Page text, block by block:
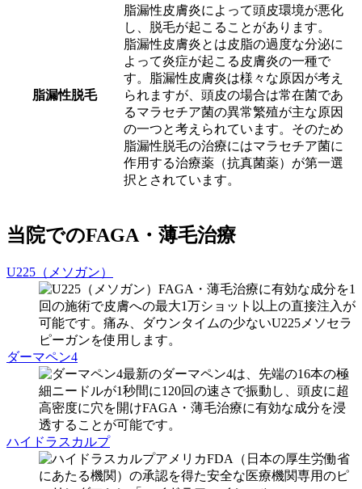
脂漏性脱毛
脂漏性皮膚炎によって頭皮環境が悪化
し、脱毛が起こることがあります。
脂漏性皮膚炎とは皮脂の過度な分泌に
よって炎症が起こる皮膚炎の一種で
す。脂漏性皮膚炎は様々な原因が考え
られますが、頭皮の場合は常在菌であ
るマラセチア菌の異常繁殖が主な原因
の一つと考えられています。そのため
脂漏性脱毛の治療にはマラセチア菌に
作用する治療薬（抗真菌薬）が第一選
択とされています。
当院でのFAGA・薄毛治療
U225（メソガン）
FAGA・薄毛治療に有効な成分を1
回の施術で皮膚への最大1万ショット以上の直接注入が
可能です。痛み、ダウンタイムの少ないU225メソセラ
ピーガンを使用します。
ダーマペン4
最新のダーマペン4は、先端の16本の極
細ニードルが1秒間に120回の速さで振動し、頭皮に超
高密度に穴を開けFAGA・薄毛治療に有効な成分を浸
透することが可能です。
ハイドラスカルプ
アメリカFDA（日本の厚生労働省
にあたる機関）の承認を得た安全な医療機関専用のピ